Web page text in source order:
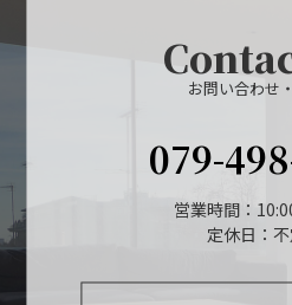
お問い合わせ
079-
営業時間：
定休日：